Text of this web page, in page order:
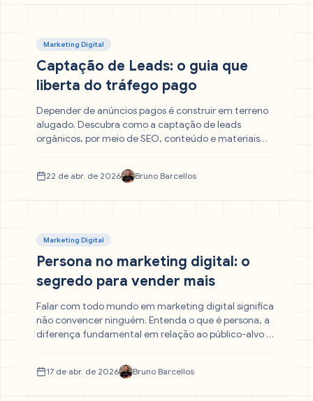
Marketing Digital
Captação de Leads: o guia que
liberta do tráfego pago
Depender de anúncios pagos é construir em terreno
alugado. Descubra como a captação de leads
orgânicos, por meio de SEO, conteúdo e materiais
clientes qualificados todos os dias — sem pagar
pedágio ao Google.
22 de abr. de 2026 Bruno Barcellos
Marketing Digital
Persona no marketing digital: o
segredo para vender mais
Falar com todo mundo em marketing digital significa
não convencer ninguém. Entenda o que é persona, a
diferença fundamental em relação ao público-alvo e
leads qualificados, reduzir o CAC e criar uma
estratégia de vendas previsível para a sua empresa.
17 de abr. de 2026 Bruno Barcellos